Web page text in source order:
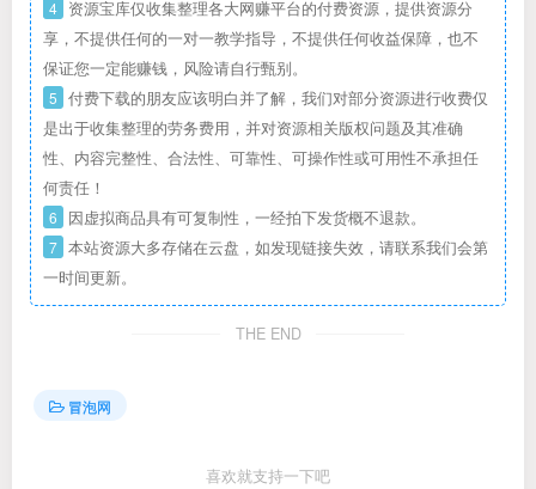
4 资源宝库仅收集整理各大网赚平台的付费资源，提供资源分
享，不提供任何的一对一教学指导，不提供任何收益保障，也不
保证您一定能赚钱，风险请自行甄别。
5 付费下载的朋友应该明白并了解，我们对部分资源进行收费仅
是出于收集整理的劳务费用，并对资源相关版权问题及其准确
性、内容完整性、合法性、可靠性、可操作性或可用性不承担任
何责任！
6 因虚拟商品具有可复制性，一经拍下发货概不退款。
7 本站资源大多存储在云盘，如发现链接失效，请联系我们会第
一时间更新。
THE END
冒泡网
喜欢就支持一下吧